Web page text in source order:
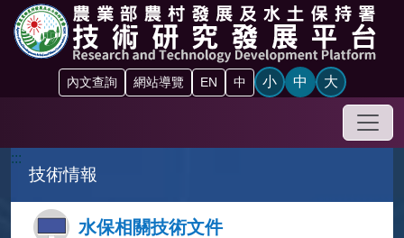
跳到主要內容區塊
內文查詢 網站導覽 EN 中 小 中 大
手機
:::
技術情報
水保相關技術文件